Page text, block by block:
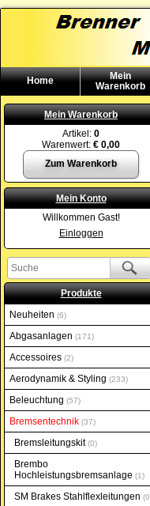
Home
Mein
Warenkorb
Mein Warenkorb
Artikel: 0
Warenwert: € 0,00
Zum Warenkorb
Mein Konto
Willkommen Gast!
Einloggen
Produkte
Neuheiten
6
Abgasanlagen 171
Accessoires 2
Aerodynamik & Styling 233
Beleuchtung 57
Bremsentechnik 37
Bremsleitungskit 0
Brembo
Hochleistungsbremsanlage
1
SM Brakes Stahlflexleitungen 0